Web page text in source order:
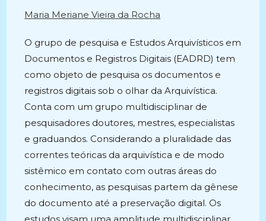
Maria Meriane Vieira da Rocha
O grupo de pesquisa e Estudos Arquivísticos em
Documentos e Registros Digitais (EADRD) tem
como objeto de pesquisa os documentos e
registros digitais sob o olhar da Arquivística.
Conta com um grupo multidisciplinar de
pesquisadores doutores, mestres, especialistas
e graduandos. Considerando a pluralidade das
correntes teóricas da arquivística e de modo
sistêmico em contato com outras áreas do
conhecimento, as pesquisas partem da gênese
do documento até a preservação digital. Os